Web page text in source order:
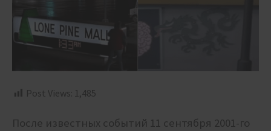
Post Views: 1,485
После известных событий 11 сентября 2001-го